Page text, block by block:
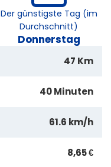
Der günstigste Tag (im
Durchschnitt)
Donnerstag
47 Km
40 Minuten
61.6 km/h
8,65 €